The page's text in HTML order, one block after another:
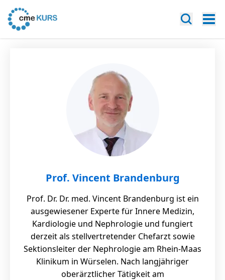
Prof. Vincent Brandenburg
Prof. Dr. Dr. med. Vincent Brandenburg ist ein
ausgewiesener Experte für Innere Medizin,
Kardiologie und Nephrologie und fungiert
derzeit als stellvertretender Chefarzt sowie
Sektionsleiter der Nephrologie am Rhein-Maas
Klinikum in Würselen. Nach langjähriger
oberärztlicher Tätigkeit am